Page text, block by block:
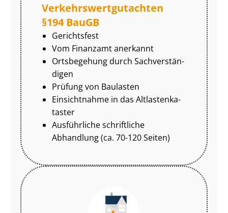
Ver­kehrs­wert­gut­ach­ten
§194 BauGB
Gerichtsfest
Vom Finanzamt anerkannt
Ortsbegehung durch Sach­ver­stän­
di­gen
Prüfung von Baulasten
Einsichtnahme in das Alt­las­ten­ka­
tas­ter
Ausführliche schriftliche
Abhandlung (ca. 70-120 Seiten)